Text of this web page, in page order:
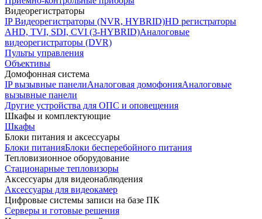
Видеорегистраторы
IP Видеорегистраторы (NVR, HYBRID)HD регистраторы
AHD, TVI, SDI, CVI (3-HYBRID)Аналоговые
видеорегистраторы (DVR)
Пульты управления
Объективы
Домофонная система
IP вызывные панелиАналоговая домофонияАналоговые
вызывные панели
Другие устройства для ОПС и оповещения
Шкафы и комплектующие
Шкафы
Блоки питания и аксессуары
Блоки питанияБлоки бесперебойного питания
Тепловизионное оборудование
Стационарные тепловизоры
Аксессуары для видеонаблюдения
Аксессуары для видеокамер
Цифровые системы записи на базе ПК
Серверы и готовые решения